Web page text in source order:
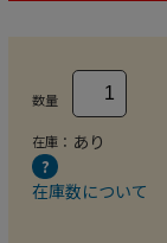
数量
在庫： あり
在庫数について